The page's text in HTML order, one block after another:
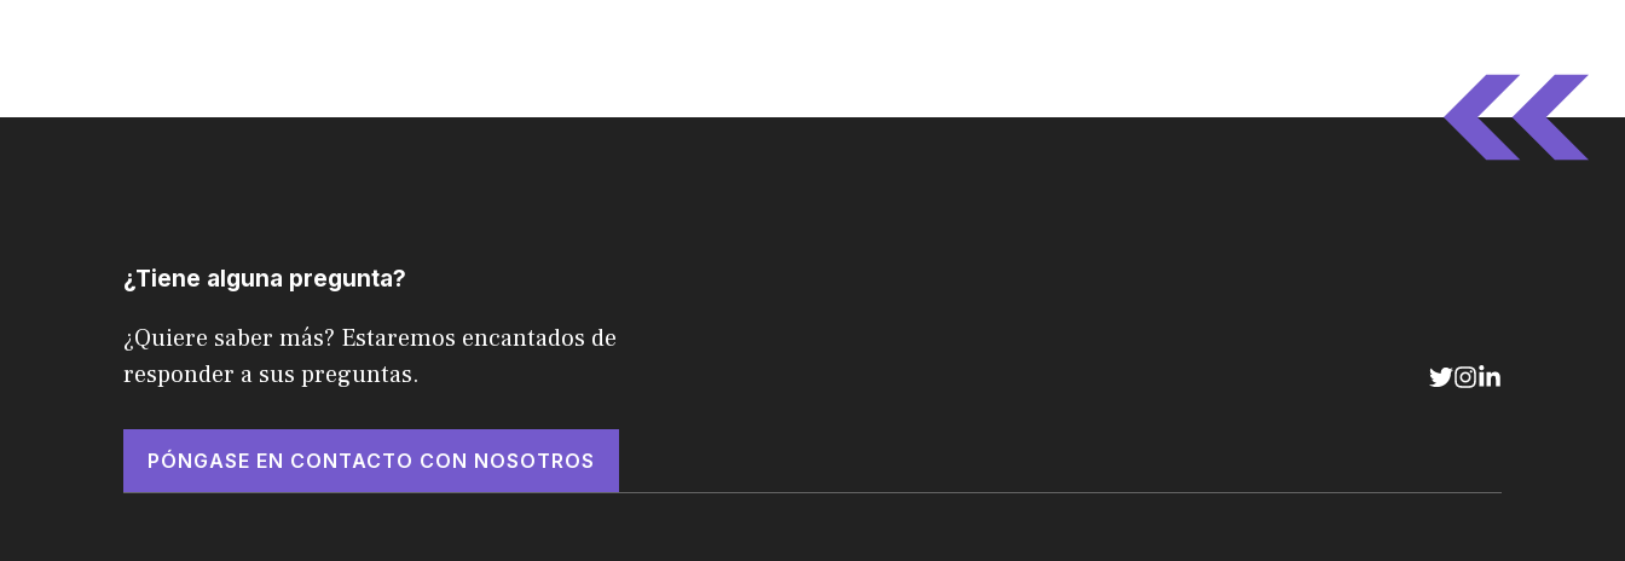
¿Tiene alguna pregunta?
¿Quiere saber más? Estaremos encantados de
responder a sus preguntas.
PÓNGASE EN CONTACTO CON NOSOTROS